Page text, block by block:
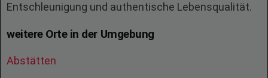
Entschleunigung und authentische Lebensqualität.
weitere Orte in der Umgebung
Abstätten